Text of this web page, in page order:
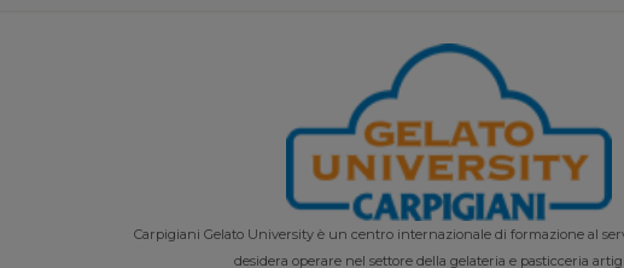
Carpigiani Gelato University è un centro internazionale di formazione al
desidera operare nel settore della gelateria e pasticceria